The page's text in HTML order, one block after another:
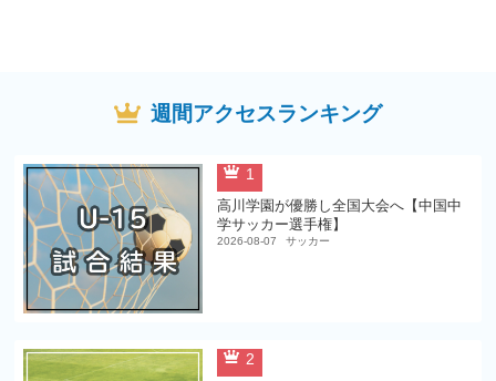
週間アクセスランキング
1
高川学園が優勝し全国大会へ【中国中
学サッカー選手権】
2026-08-07 サッカー
2